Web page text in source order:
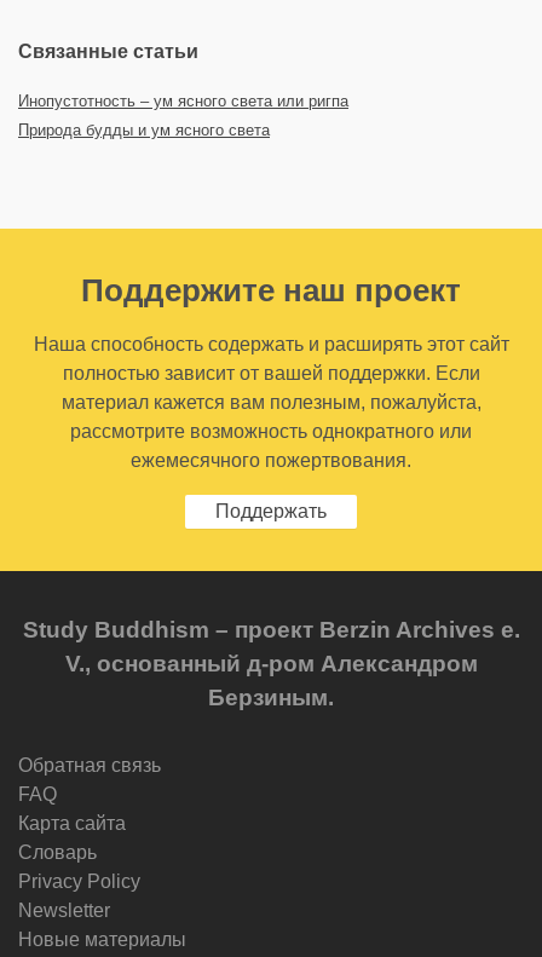
Связанные статьи
Инопустотность – ум ясного света или ригпа
Природа будды и ум ясного света
Поддержите наш проект
Наша способность содержать и расширять этот сайт
полностью зависит от вашей поддержки. Если
материал кажется вам полезным, пожалуйста,
рассмотрите возможность однократного или
ежемесячного пожертвования.
Поддержать
Study Buddhism – проект Berzin Archives e.
V., основанный д-ром Александром
Берзиным.
Обратная связь
FAQ
Карта сайта
Словарь
Privacy Policy
Newsletter
Новые материалы